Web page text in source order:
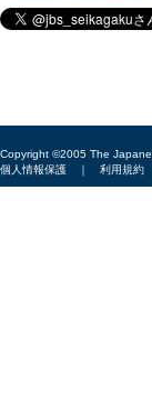
Copyright ©2005 The
個人情報保護 ｜ 利用規約